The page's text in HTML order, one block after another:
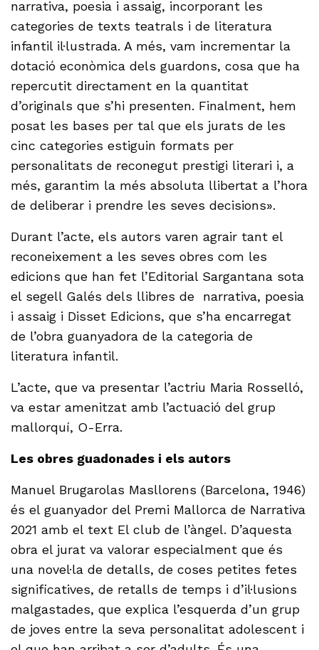
narrativa, poesia i assaig, incorporant les
categories de texts teatrals i de literatura
infantil il·lustrada. A més, vam incrementar la
dotació econòmica dels guardons, cosa que ha
repercutit directament en la quantitat
d’originals que s’hi presenten. Finalment, hem
posat les bases per tal que els jurats de les
cinc categories estiguin formats per
personalitats de reconegut prestigi literari i, a
més, garantim la més absoluta llibertat a l’hora
de deliberar i prendre les seves decisions».
Durant l’acte, els autors varen agrair tant el
reconeixement a les seves obres com les
edicions que han fet l’Editorial Sargantana sota
el segell Galés dels llibres de narrativa, poesia
i assaig i Disset Edicions, que s’ha encarregat
de l’obra guanyadora de la categoria de
literatura infantil.
L’acte, que va presentar l’actriu Maria Rosselló,
va estar amenitzat amb l’actuació del grup
mallorquí, O-Erra.
Les obres guadonades i els autors
Manuel Brugarolas Masllorens (Barcelona, 1946)
és el guanyador del Premi Mallorca de Narrativa
2021 amb el text El club de l’àngel. D’aquesta
obra el jurat va valorar especialment que és
una novel·la de detalls, de coses petites fetes
significatives, de retalls de temps i d’il·lusions
malgastades, que explica l’esquerda d’un grup
de joves entre la seva personalitat adolescent i